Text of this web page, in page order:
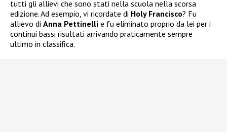
tutti gli allievi che sono stati nella scuola nella scorsa
edizione. Ad esempio, vi ricordate di Holy Francisco? Fu
allievo di Anna Pettinelli e fu eliminato proprio da lei per i
continui bassi risultati arrivando praticamente sempre
ultimo in classifica.